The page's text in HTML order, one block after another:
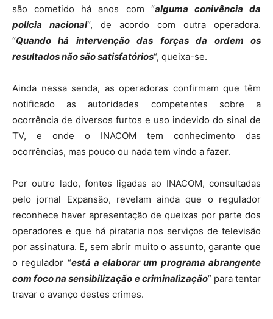
são cometido há anos com “alguma conivência da
polícia nacional“, de acordo com outra operadora.
“Quando há intervenção das forças da ordem os
resultados não são satisfatórios“, queixa-se.
Ainda nessa senda, as operadoras confirmam que têm
notificado as autoridades competentes sobre a
ocorrência de diversos furtos e uso indevido do sinal de
TV, e onde o INACOM tem conhecimento das
ocorrências, mas pouco ou nada tem vindo a fazer.
Por outro lado, fontes ligadas ao INACOM, consultadas
pelo jornal Expansão, revelam ainda que o regulador
reconhece haver apresentação de queixas por parte dos
operadores e que há pirataria nos serviços de televisão
por assinatura. E, sem abrir muito o assunto, garante que
o regulador “está a elaborar um programa abrangente
com foco na sensibilização e criminalização” para tentar
travar o avanço destes crimes.